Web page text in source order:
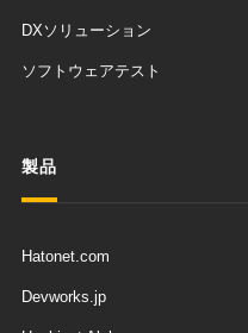
DXソリューション
ソフトウェアテスト
製品
Hatonet.com
Devworks.jp